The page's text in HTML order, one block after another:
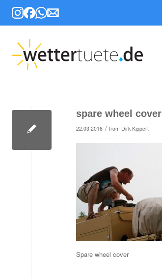
spare wheel cover
22.03.2016 / from Dirk Kippert
Spare wheel cover